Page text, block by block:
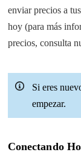
enviar precios a
hoy (para más
precios, consulta
Si eres
empezar.
Conectando